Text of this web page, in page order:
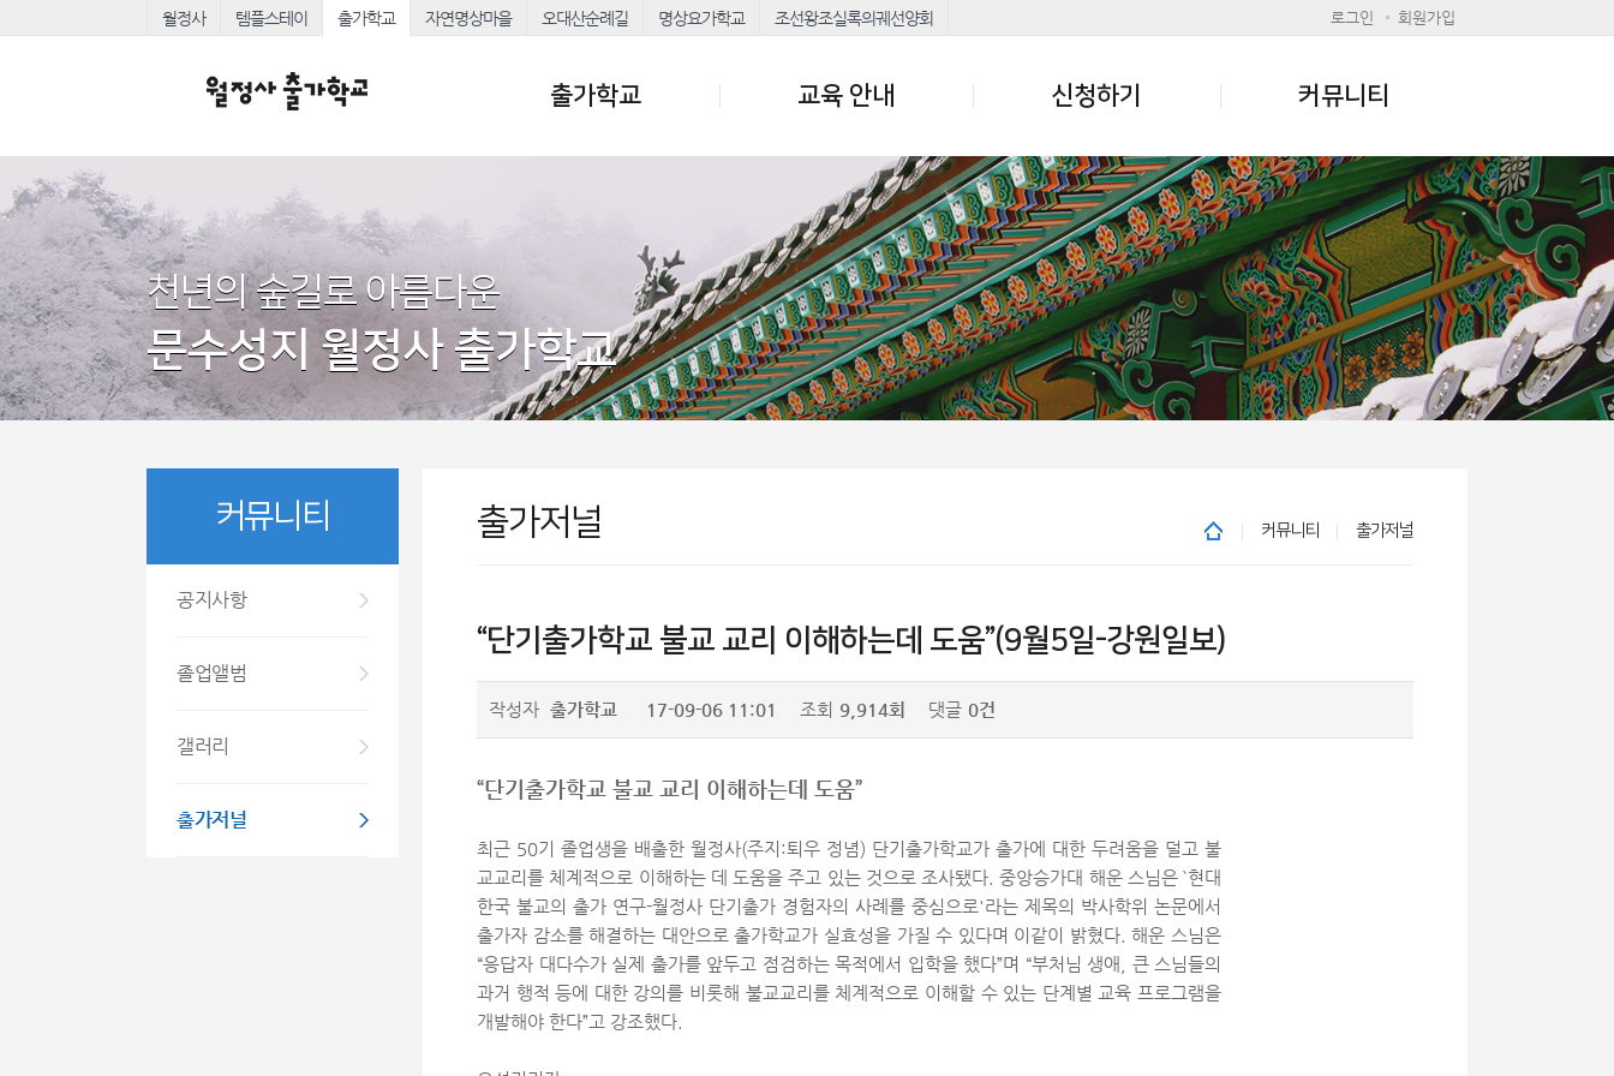
월정사 템플스테이 출가학교 자연명상마을 오대산순례길 명상요가학교 조선왕조실록의궤선양회 로그인 회원가입
출가학교 교육 안내 신청하기 커뮤니티
천년의 숲길로 아름다운
문수성지 월정사 출가학교
커뮤니티
공지사항
졸업앨범
갤러리
출가저널
커뮤니티 출가저널
출가저널
“단기출가학교 불교 교리 이해하는데 도움”(9월5일-강원일보)
작성자 출가학교 17-09-06 11:01 조회 9,914회 댓글 0건
“단기출가학교 불교 교리 이해하는데 도움”
최근 50기 졸업생을 배출한 월정사(주지:퇴우 정념) 단기출가학교가 출가에 대한 두려움을 덜고 불
교교리를 체계적으로 이해하는 데 도움을 주고 있는 것으로 조사됐다. 중앙승가대 해운 스님은 `현대
한국 불교의 출가 연구-월정사 단기출가 경험자의 사례를 중심으로'라는 제목의 박사학위 논문에서
출가자 감소를 해결하는 대안으로 출가학교가 실효성을 가질 수 있다며 이같이 밝혔다. 해운 스님은
“응답자 대다수가 실제 출가를 앞두고 점검하는 목적에서 입학을 했다”며 “부처님 생애, 큰 스님들의
과거 행적 등에 대한 강의를 비롯해 불교교리를 체계적으로 이해할 수 있는 단계별 교육 프로그램을
개발해야 한다”고 강조했다.